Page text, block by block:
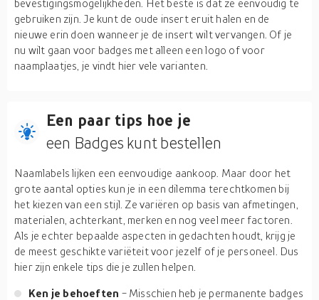
bevestigingsmogelijkheden. Het beste is dat ze eenvoudig te
gebruiken zijn. Je kunt de oude insert eruit halen en de
nieuwe erin doen wanneer je de insert wilt vervangen. Of je
nu wilt gaan voor badges met alleen een logo of voor
naamplaatjes, je vindt hier vele varianten.
Een paar tips hoe je
een Badges kunt bestellen
Naamlabels lijken een eenvoudige aankoop. Maar door het
grote aantal opties kun je in een dilemma terechtkomen bij
het kiezen van een stijl. Ze variëren op basis van afmetingen,
materialen, achterkant, merken en nog veel meer factoren.
Als je echter bepaalde aspecten in gedachten houdt, krijg je
de meest geschikte variëteit voor jezelf of je personeel. Dus
hier zijn enkele tips die je zullen helpen.
Ken je behoeften - Misschien heb je permanente badges